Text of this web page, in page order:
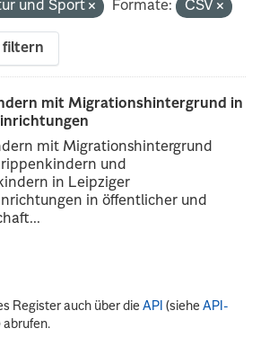
und Sport
Formate: CSV
filtern
mit Migrationshintergrund in
mit Migrationshintergrund
und
in Leipziger
in öffentlicher und
Register auch über dieAPI (sieheAPI-
abrufen.